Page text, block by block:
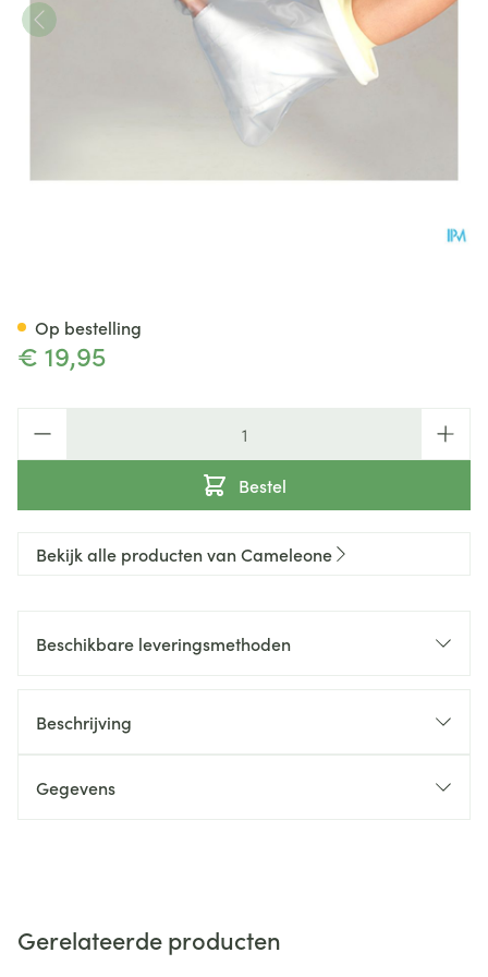
€ 19,95
Bestel
Op bestelling
Bekijk alle producten van Cameleone
Beschikbare leveringsmethoden
Beschrijving
Gegevens
Gerelateerde producten